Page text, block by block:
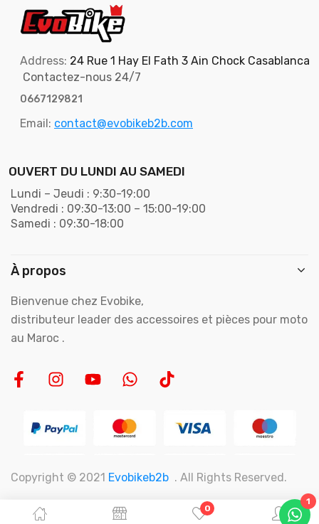
0
Address: 24 Rue 1 Hay El Fath 3 Ain Chock Casablanca
Contactez-nous 24/7
0667129821
Email: contact@evobikeb2b.com
OUVERT DU LUNDI AU SAMEDI
Lundi – Jeudi : 9:30-19:00
Vendredi : 09:30-13:00 – 15:00-19:00
Samedi : 09:30-18:00
À propos
Bienvenue chez Evobike,
distributeur leader des accessoires et pièces pour moto
au Maroc .
Copyright © 2021 Evobikeb2b . All Rights Reserved.
1